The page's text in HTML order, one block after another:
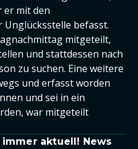
er mit den
befasst.
mitgeteilt,
und stattdessen nach
zu suchen. Eine weitere
und erfasst worden
und sei in ein
war mitgeteilt
aktuell! News